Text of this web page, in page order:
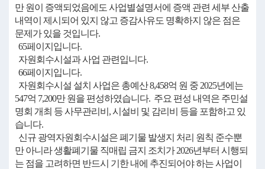
만 원이 증액되었음에도 사업별설명서에 증액 관련 세부 산출
내역이 제시되어 있지 않고 증감사유도 명확하지 않은 점은
문제가 있을 것입니다.
65페이지입니다.
자원회수시설과 사업 관련입니다.
66페이지입니다.
자원회수시설 설치 사업은 총예산 8,458억 원 중 2025년에는
547억 7,200만 원을 편성하였습니다. 주요 편성 내역은 주민설
명회 개최 등 사무관리비, 시설비 및 감리비 등을 포함하고 있
습니다.
신규 광역자원회수시설은 폐기물 발생지 처리 원칙 준수뿐
만 아니라 생활폐기물 직매립 금지 조치가 2026년부터 시행되
는 점을 고려하면 반드시 기한 내에 추진되어야 하는 사업이